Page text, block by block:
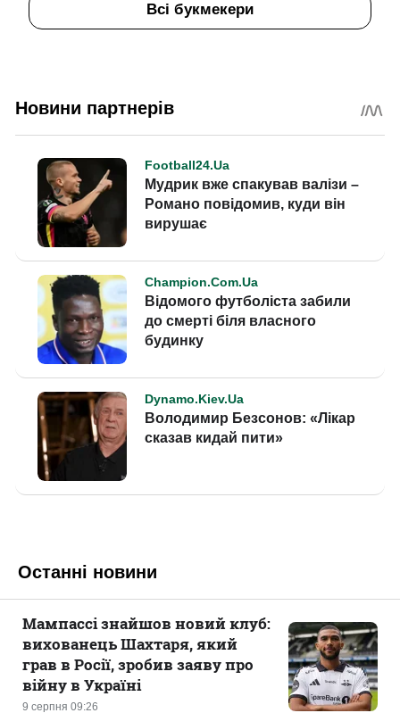
Всі букмекери
Останні новини
9 серпня 09:26
Мампассі знайшов новий клуб:
вихованець Шахтаря, який
грав в Росії, зробив заяву про
війну в Україні